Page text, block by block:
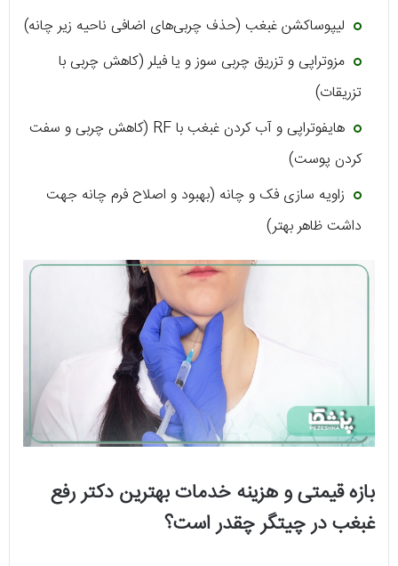
لیپوساکشن غبغب (حذف چربی‌های اضافی ناحیه زیر چانه)
مزوتراپی و تزریق چربی سوز و یا فیلر (کاهش چربی با
تزریقات)
هایفوتراپی و آب کردن غبغب با RF (کاهش چربی و سفت
کردن پوست)
زاویه سازی فک و چانه (بهبود و اصلاح فرم چانه جهت
داشت ظاهر بهتر)
بازه قیمتی و هزینه خدمات بهترین دکتر رفع
غبغب در چیتگر چقدر است؟